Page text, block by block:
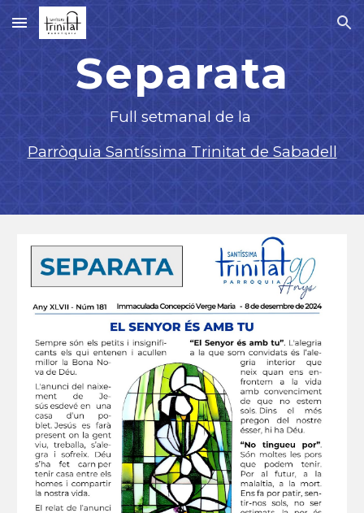
Skip to main content Skip to navigation
Separata
Full setmanal de la
Parròquia Santíssima Trinitat de Sabadell